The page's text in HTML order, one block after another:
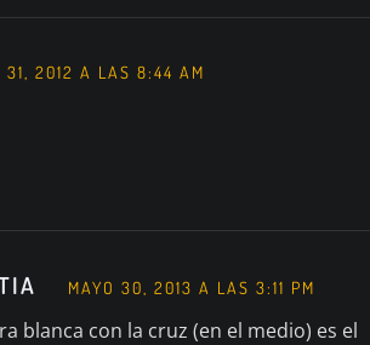
31, 2012 A LAS 8:44 AM
MAYO 30, 2013 A LAS 3:11 PM
blanca con la cruz (en el medio) es el